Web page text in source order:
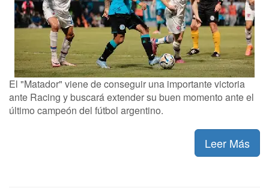
El "Matador" viene de conseguir una importante victoria
ante Racing y buscará extender su buen momento ante el
último campeón del fútbol argentino.
Leer Más